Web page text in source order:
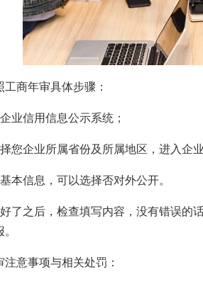
商年审具体步骤：
业信用信息公示系统；
您企业所属省份及所属地区，进入企业
本信息，可以选择否对外公开。
了之后，检查填写内容，没有错误的
意事项与相关处罚：